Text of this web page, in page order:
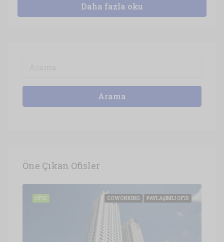
Daha fazla oku
Arama
Öne Çıkan Ofisler
COWORKING PAYLAŞIMLI OFIS
OFIS